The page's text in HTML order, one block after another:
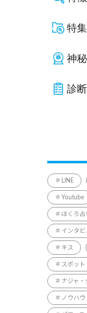
特集
神秘
診断
LINE
Youtube
ほくろ占
インタビ
キス
スポット
ナジャ・
ノウハウ